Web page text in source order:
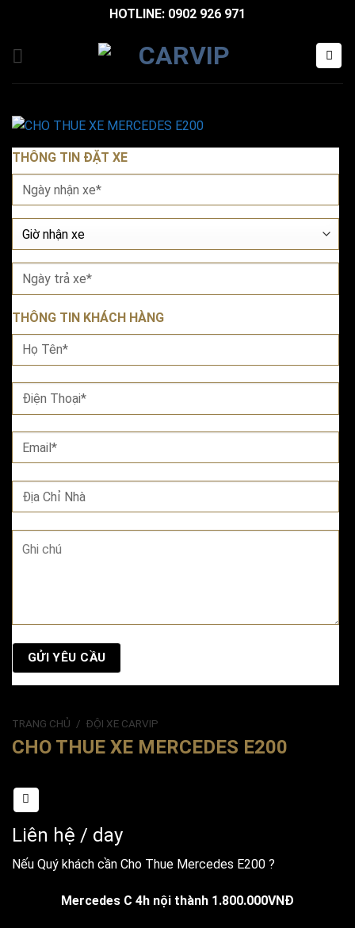
nội
HOTLINE: 0902 926 971
THÔNG TIN ĐẶT XE
THÔNG TIN KHÁCH HÀNG
TRANG CHỦ / ĐỘI XE CARVIP
CHO THUE XE MERCEDES E200
Liên hệ / day
Nếu Quý khách cần Cho Thue Mercedes E200 ?
Mercedes C 4h nội thành 1.800.000VNĐ